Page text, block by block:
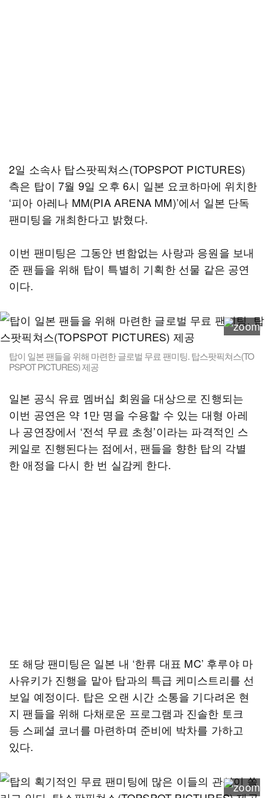
2일 소속사 탑스팟픽쳐스(TOPSPOT PICTURES)
측은 탑이 7월 9일 오후 6시 일본 요코하마에 위치한
‘피아 아레나 MM(PIA ARENA MM)’에서 일본 단독
팬미팅을 개최한다고 밝혔다.
이번 팬미팅은 그동안 변함없는 사랑과 응원을 보내
준 팬들을 위해 탑이 특별히 기획한 선물 같은 공연
이다.
탑이 일본 팬들을 위해 마련한 글로벌 무료 팬미팅. 탑스팟픽쳐스(TO
PSPOT PICTURES) 제공
일본 공식 유료 멤버십 회원을 대상으로 진행되는
이번 공연은 약 1만 명을 수용할 수 있는 대형 아레
나 공연장에서 ‘전석 무료 초청’이라는 파격적인 스
케일로 진행된다는 점에서, 팬들을 향한 탑의 각별
한 애정을 다시 한 번 실감케 한다.
또 해당 팬미팅은 일본 내 ‘한류 대표 MC’ 후루야 마
사유키가 진행을 맡아 탑과의 특급 케미스트리를 선
보일 예정이다. 탑은 오랜 시간 소통을 기다려온 현
지 팬들을 위해 다채로운 프로그램과 진솔한 토크
등 스페셜 코너를 마련하며 준비에 박차를 가하고
있다.